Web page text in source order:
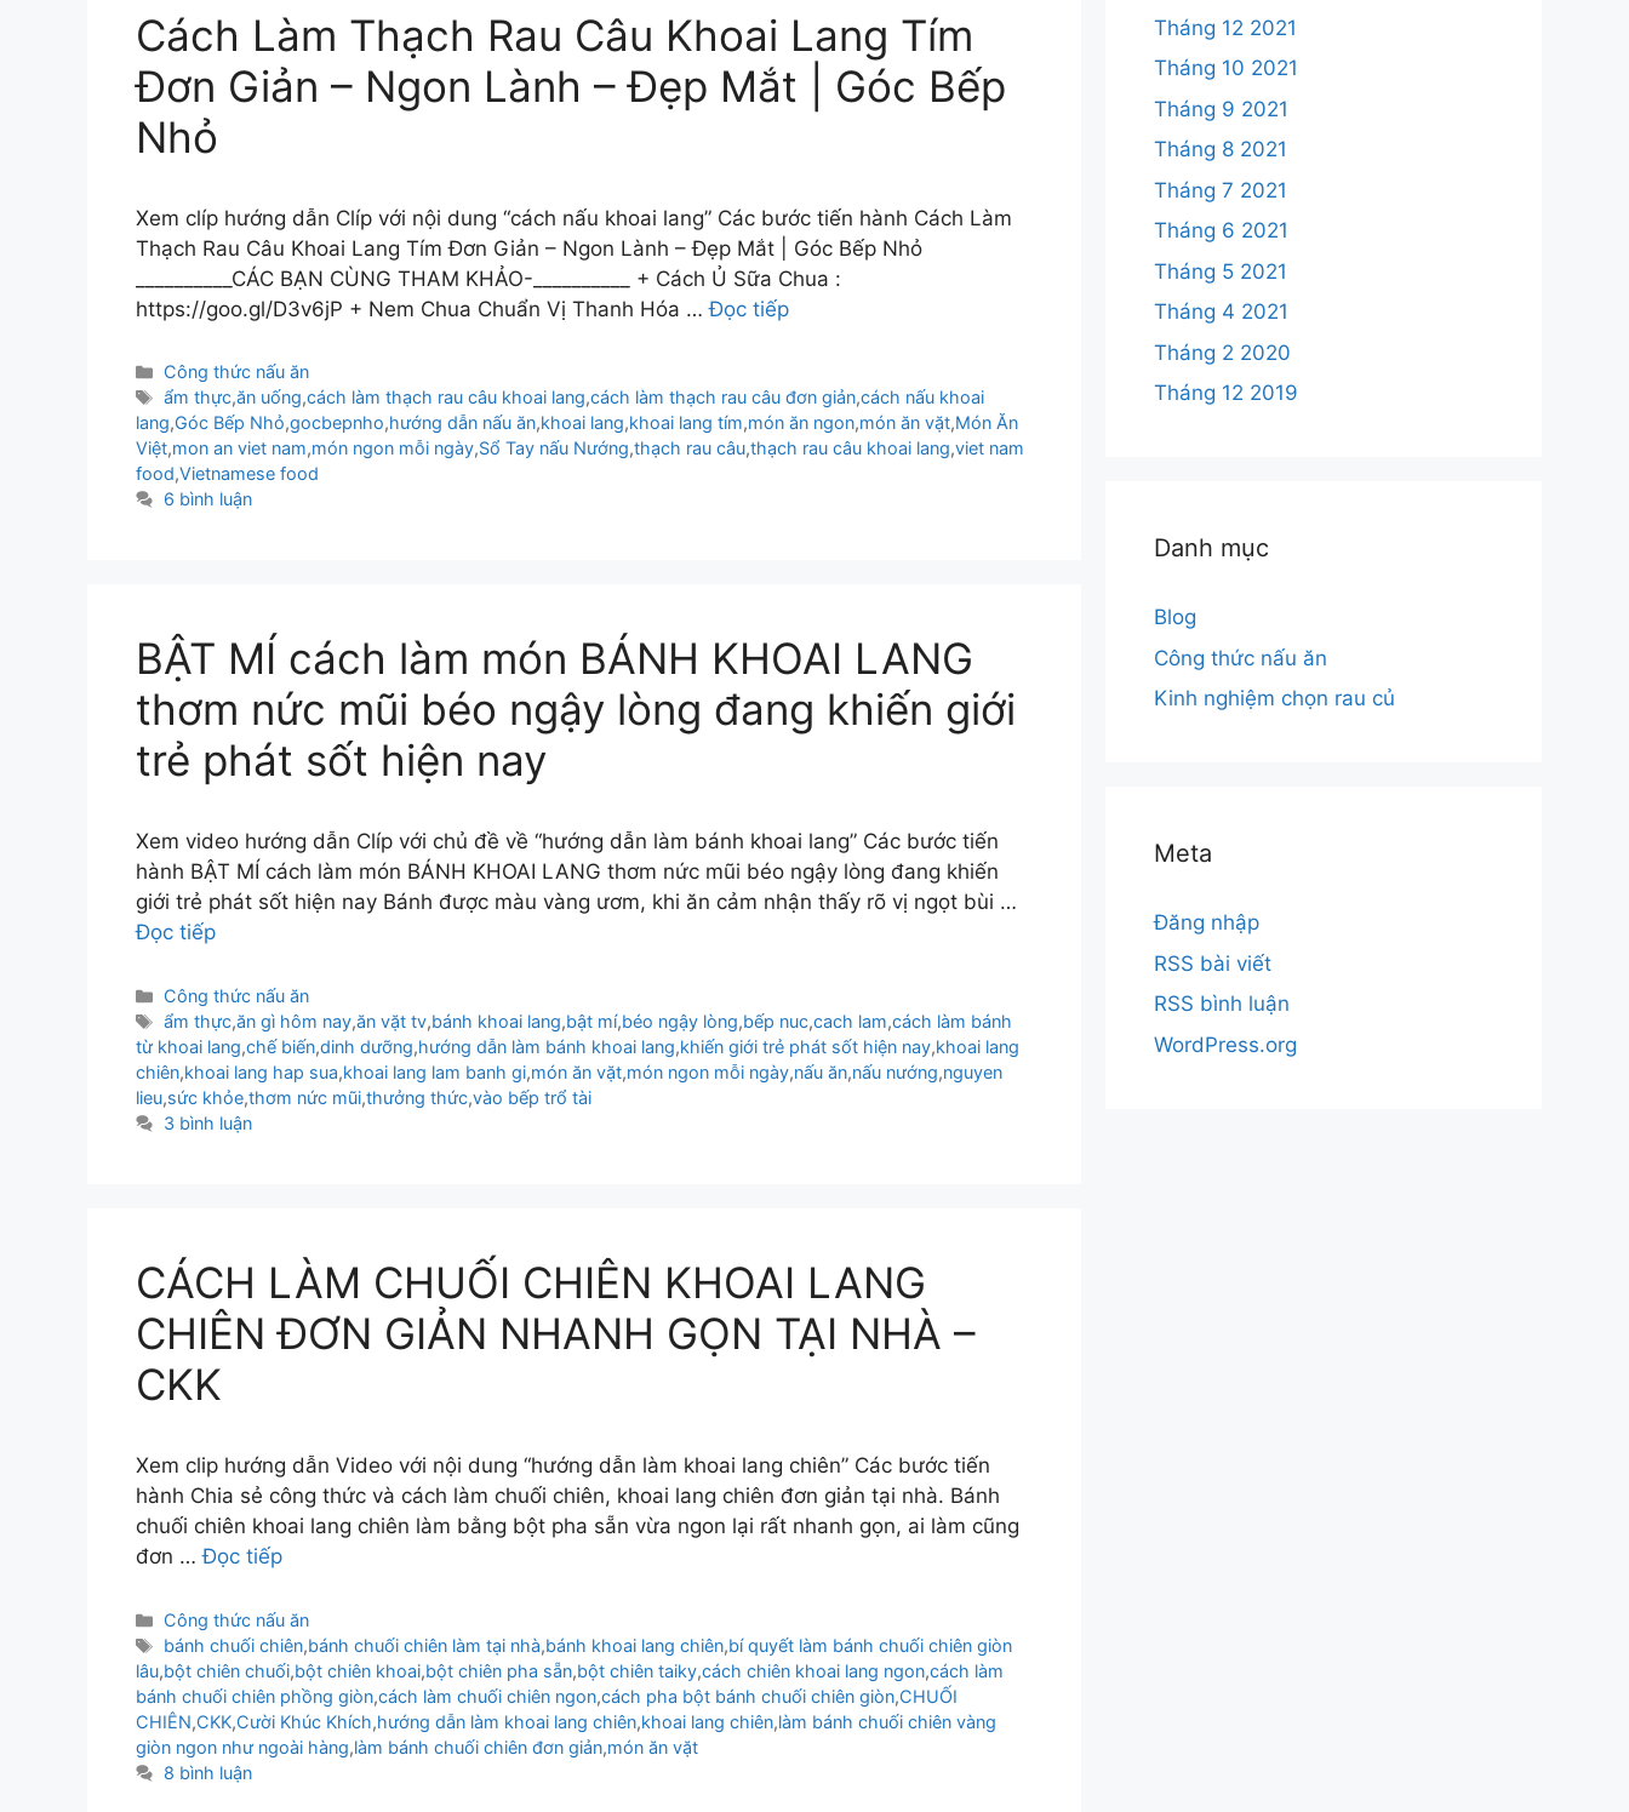
Cách Làm Thạch Rau Câu Khoai Lang Tím
Đơn Giản – Ngon Lành – Đẹp Mắt | Góc Bếp
Nhỏ
Xem clíp hướng dẫn Clíp với nội dung “cách nấu khoai lang” Các bước tiến hành Cách Làm
Thạch Rau Câu Khoai Lang Tím Đơn Giản – Ngon Lành – Đẹp Mắt | Góc Bếp Nhỏ
__________CÁC BẠN CÙNG THAM KHẢO-__________ + Cách Ủ Sữa Chua :
https://goo.gl/D3v6jP + Nem Chua Chuẩn Vị Thanh Hóa …Đọc tiếp
Danh
mục
Công thức nấu ăn
Thẻ
ẩm thực,ăn uống,cách làm thạch rau câu khoai lang,cách làm thạch rau câu đơn giản,cách nấu khoai
lang,Góc Bếp Nhỏ,gocbepnho,hướng dẫn nấu ăn,khoai lang,khoai lang tím,món ăn ngon,món ăn vặt,Món Ăn
Việt,mon an viet nam,món ngon mỗi ngày,Sổ Tay nấu Nướng,thạch rau câu,thạch rau câu khoai lang,viet nam
food,Vietnamese food
6 bình luận
BẬT MÍ cách làm món BÁNH KHOAI LANG
thơm nức mũi béo ngậy lòng đang khiến giới
trẻ phát sốt hiện nay
Xem video hướng dẫn Clíp với chủ đề về “hướng dẫn làm bánh khoai lang” Các bước tiến
hành BẬT MÍ cách làm món BÁNH KHOAI LANG thơm nức mũi béo ngậy lòng đang khiến
giới trẻ phát sốt hiện nay Bánh được màu vàng ươm, khi ăn cảm nhận thấy rõ vị ngọt bùi …
Đọc tiếp
Danh
mục
Công thức nấu ăn
Thẻ
ẩm thực,ăn gì hôm nay,ăn vặt tv,bánh khoai lang,bật mí,béo ngậy lòng,bếp nuc,cach lam,cách làm bánh
từ khoai lang,chế biến,dinh dưỡng,hướng dẫn làm bánh khoai lang,khiến giới trẻ phát sốt hiện nay,khoai lang
chiên,khoai lang hap sua,khoai lang lam banh gi,món ăn vặt,món ngon mỗi ngày,nấu ăn,nấu nướng,nguyen
lieu,sức khỏe,thơm nức mũi,thưởng thức,vào bếp trổ tài
3 bình luận
CÁCH LÀM CHUỐI CHIÊN KHOAI LANG
CHIÊN ĐƠN GIẢN NHANH GỌN TẠI NHÀ –
CKK
Xem clip hướng dẫn Video với nội dung “hướng dẫn làm khoai lang chiên” Các bước tiến
hành Chia sẻ công thức và cách làm chuối chiên, khoai lang chiên đơn giản tại nhà. Bánh
chuối chiên khoai lang chiên làm bằng bột pha sẵn vừa ngon lại rất nhanh gọn, ai làm cũng
đơn …Đọc tiếp
Danh
mục
Công thức nấu ăn
Thẻ
bánh chuối chiên,bánh chuối chiên làm tại nhà,bánh khoai lang chiên,bí quyết làm bánh chuối chiên giòn
lâu,bột chiên chuối,bột chiên khoai,bột chiên pha sẵn,bột chiên taiky,cách chiên khoai lang ngon,cách làm
bánh chuối chiên phồng giòn,cách làm chuối chiên ngon,cách pha bột bánh chuối chiên giòn,CHUỐI
CHIÊN,CKK,Cười Khúc Khích,hướng dẫn làm khoai lang chiên,khoai lang chiên,làm bánh chuối chiên vàng
giòn ngon như ngoài hàng,làm bánh chuối chiên đơn giản,món ăn vặt
8 bình luận
Tháng 12 2021
Tháng 10 2021
Tháng 9 2021
Tháng 8 2021
Tháng 7 2021
Tháng 6 2021
Tháng 5 2021
Tháng 4 2021
Tháng 2 2020
Tháng 12 2019
Danh mục
Blog
Công thức nấu ăn
Kinh nghiệm chọn rau củ
Meta
Đăng nhập
RSS bài viết
RSS bình luận
WordPress.org